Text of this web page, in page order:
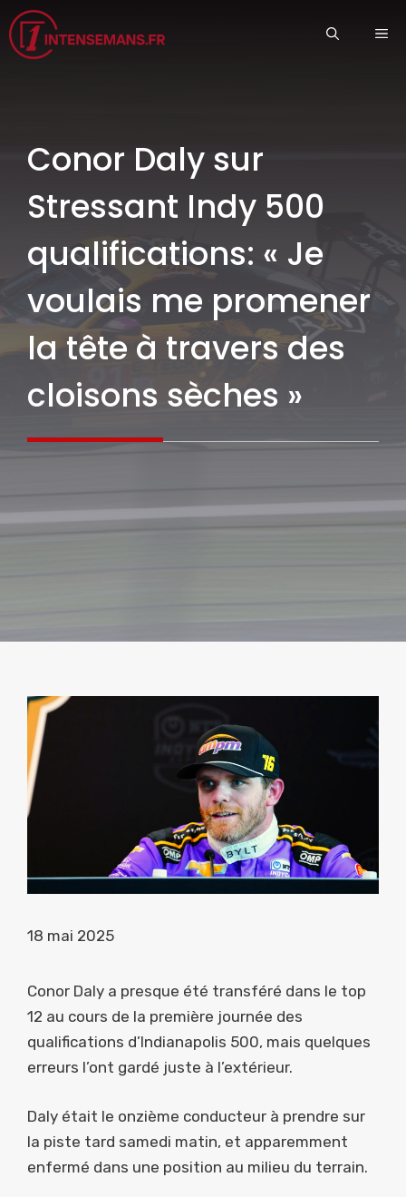
Aller
au
contenu
Conor Daly sur
Stressant Indy 500
qualifications: « Je
voulais me promener
la tête à travers des
cloisons sèches »
18 mai 2025
Conor Daly a presque été transféré dans le top
12 au cours de la première journée des
qualifications d’Indianapolis 500, mais quelques
erreurs l’ont gardé juste à l’extérieur.
Daly était le onzième conducteur à prendre sur
la piste tard samedi matin, et apparemment
enfermé dans une position au milieu du terrain.